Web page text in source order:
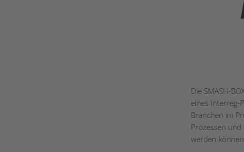
Die SMASH-
eines Interreg-
Branchen im
Prozessen
werden